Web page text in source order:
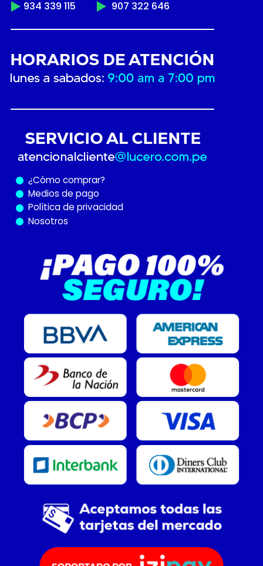
934 339 115
907 322 646
¿Cómo comprar?
Medios de pago
Política de privacidad
Nosotros